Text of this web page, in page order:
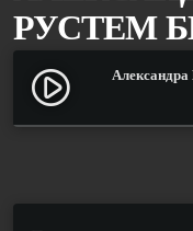
РУСТЕМ
play_circle_filled